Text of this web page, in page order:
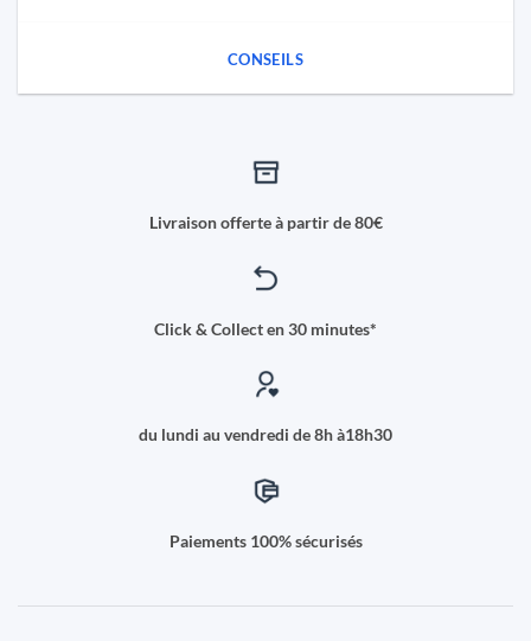
CONSEILS
Livraison offerte à partir de 80€
Click & Collect en 30 minutes*
du lundi au vendredi de 8h à18h30
Paiements 100% sécurisés